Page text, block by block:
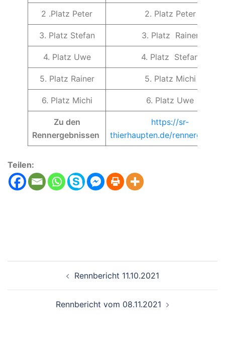
2 .Platz Peter 2. Platz Peter
3. Platz Stefan 3. Platz Rainer
4. Platz Uwe 4. Platz Stefan
5. Platz Rainer 5. Platz Michi
6. Platz Michi 6. Platz Uwe
Zu den
Rennergebnissen
https://sr-
thierhaupten.de/
Teilen:
Rennbericht 11.10.2021
Rennbericht vom 08.11.2021